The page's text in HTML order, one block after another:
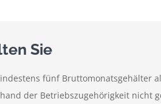
Sie
fünf Bruttomonatsgehälter
der Betriebszugehörigkeit nicht